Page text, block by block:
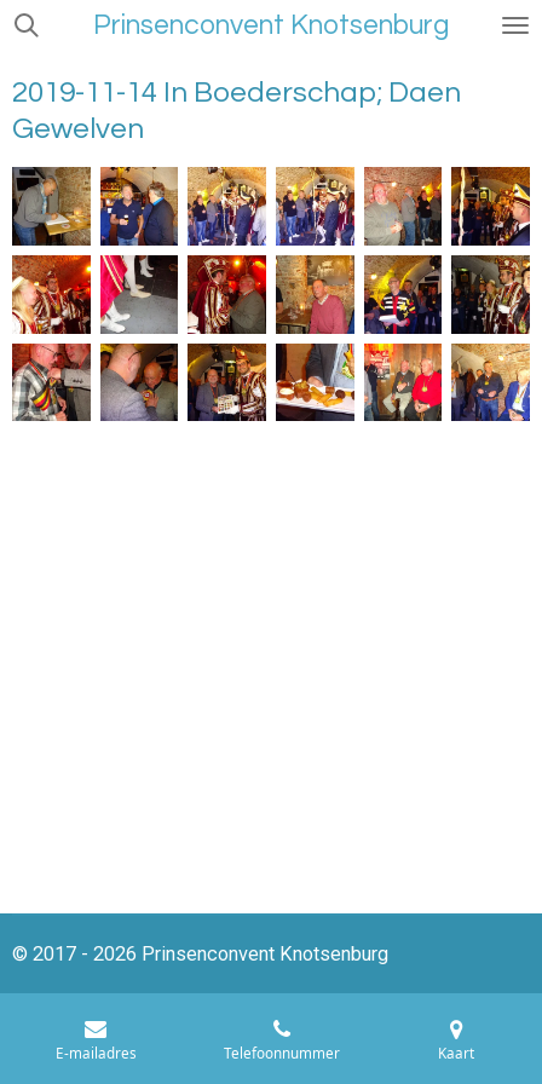
Ga
naar
hoofdinhoud
Prinsenconvent Knotsenburg
2019-11-14 In Boederschap; Daen
Gewelven
© 2017 - 2026 Prinsenconvent Knotsenburg
E-mailadres Telefoonnummer Kaart